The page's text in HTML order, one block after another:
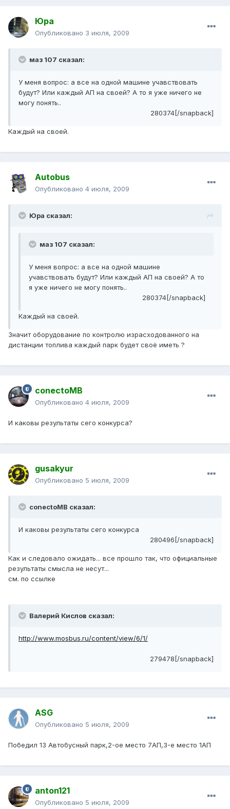
Юра
Опубликовано 3 июля, 2009
маз 107 сказал:
У меня вопрос: а все на одной машине учавствовать
будут? Или каждый АП на своей? А то я уже ничего не
могу понять..
280374[/snapback]
Каждый на своей.
Autobus
Опубликовано 4 июля, 2009
Юра сказал:
маз 107 сказал:
У меня вопрос: а все на одной машине
учавствовать будут? Или каждый АП на своей? А то
я уже ничего не могу понять..
280374[/snapback]
Каждый на своей.
Значит оборудование по контролю израсходованного на
дистанции топлива каждый парк будет своё иметь ?
conectoMB
Опубликовано 4 июля, 2009
И каковы результаты сего конкурса?
gusakyur
Опубликовано 5 июля, 2009
conectoMB сказал:
И каковы результаты сего конкурса
280496[/snapback]
Как и следовало ожидать... все прошло так, что официальные
результаты смысла не несут...
см. по ссылке
Валерий Кислов сказал:
http://www.mosbus.ru/content/view/6/1/
279478[/snapback]
ASG
Опубликовано 5 июля, 2009
Победил 13 Автобусный парк,2-ое место 7АП,3-е место 1АП
anton121
Опубликовано 5 июля, 2009